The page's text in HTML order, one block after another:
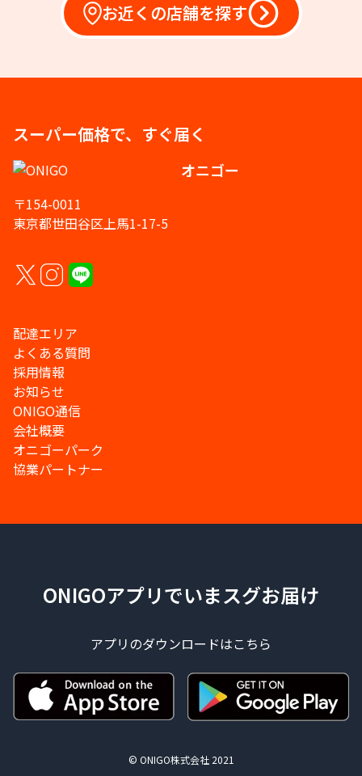
お近くの店舗を探す
スーパー価格で、すぐ届く
オニゴー
〒154-0011
東京都世田谷区上馬1-17-5
配達エリア
よくある質問
採用情報
お知らせ
ONIGO通信
会社概要
オニゴーパーク
協業パートナー
ONIGOアプリでいまスグお届け
アプリのダウンロードはこちら
© ONIGO株式会社 2021